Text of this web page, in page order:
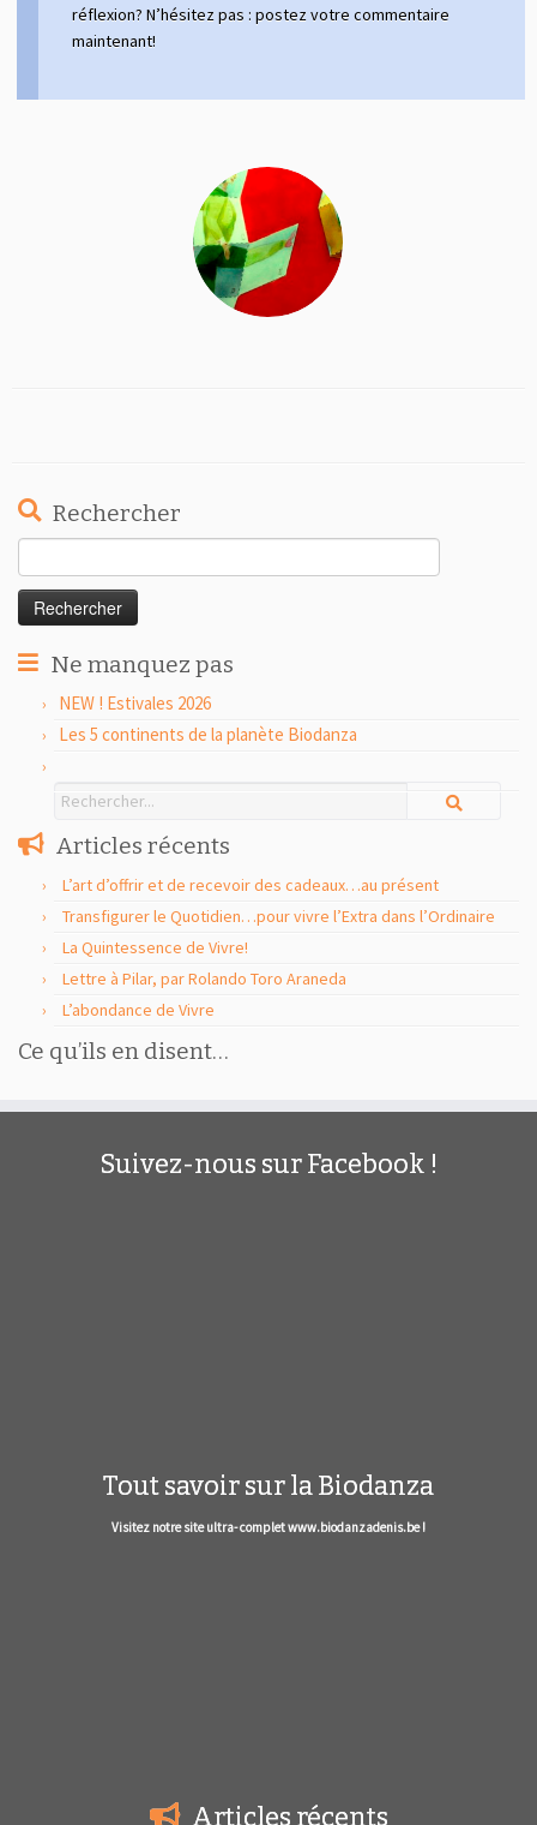
réflexion? N’hésitez pas : postez votre commentaire
maintenant!
Rechercher
Ne manquez pas
NEW ! Estivales 2026
Les 5 continents de la planète Biodanza
Articles récents
L’art d’offrir et de recevoir des cadeaux…au présent
Transfigurer le Quotidien…pour vivre l’Extra dans l’Ordinaire
La Quintessence de Vivre!
Lettre à Pilar, par Rolando Toro Araneda
L’abondance de Vivre
Ce qu’ils en disent…
Suivez-nous sur Facebook !
Tout savoir sur la Biodanza
Visitez notre site ultra- complet www.biodanzadenis.be !
Articles récents